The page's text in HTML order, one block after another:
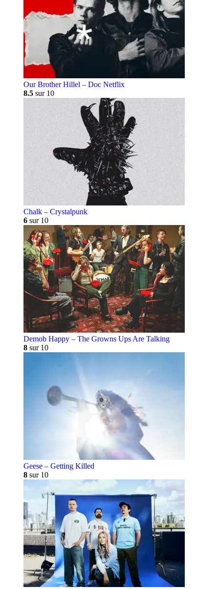
Our Brother Hillel – Doc Netflix
8.5 sur 10
Chalk – Crystalpunk
6 sur 10
Demob Happy – The Growns Ups Are Talking
8 sur 10
Geese – Getting Killed
8 sur 10